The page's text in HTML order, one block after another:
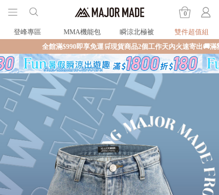
0
登峰專區 MMA機能包 瞬涼北極被
雙件超值組
全館滿$990即享免運🛒現貨商品2個工作天內火速寄出🚚滿額再送限